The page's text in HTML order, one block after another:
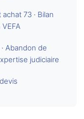
achat 73 · Bilan
· Abandon de
judiciaire